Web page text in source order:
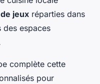
jeux réparties dans
des espaces
complète cette
pour